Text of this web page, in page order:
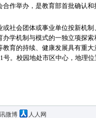
作举办，是教育部首批确认
会团体或事业单位按新机制
学机制与模式的一独立项探
育的持续、健康发展具有重大
。校园地处市区中心，地理位
微博 人人网